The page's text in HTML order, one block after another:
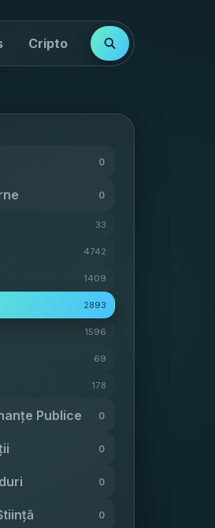
Cripto Cotații
0
0
33
4742
1409
2893
1596
69
178
Publice 0
0
0
0